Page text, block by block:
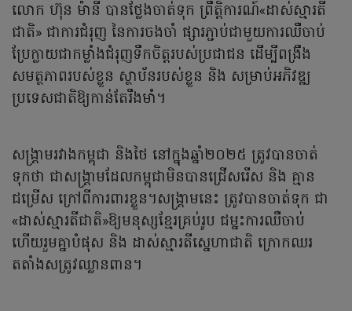
លោក ហ៊ុន ម៉ានី បានថ្លែងចាត់ទុក ព្រឹត្តិការណ៍«ដាស់ស្មារតី
ជាតិ» ជាការជំរុញ នៃការចងចាំ ផ្សារភ្ជាប់ជាមួយការឈឺចាប់
ប្រែក្លាយជាកម្លាំងជំរុញទឹកចិត្តរបស់ប្រជាជន ដើម្បីពង្រឹង
សមត្ថភាពរបស់ខ្លួន ស្ថាប័នរបស់ខ្លួន និង សម្រាប់អភិវឌ្ឍ
ប្រទេសជាតិឱ្យកាន់តែរឹងមាំ។
សង្គ្រាមរវាងកម្ពុជា និងថៃ នៅក្នុងឆ្នាំ២០២៥ ត្រូវបានចាត់
ទុកថា ជាសង្គ្រាមដែលកម្ពុជាមិនបានជ្រើសរើស និង គ្មាន
ជម្រើស ក្រៅពីការពារខ្លួន។សង្គ្រាមនេះ ត្រូវបានចាត់ទុក ជា
«ដាស់ស្មារតីជាតិ»ឱ្យមនុស្សខ្មែរគ្រប់រូប ជម្នះការឈឺចាប់
ហើយរួមគ្នាបំផុស និង ដាស់ស្មារតីស្នេហាជាតិ ក្រោកឈរ
តតាំងសត្រូវឈ្លានពាន។